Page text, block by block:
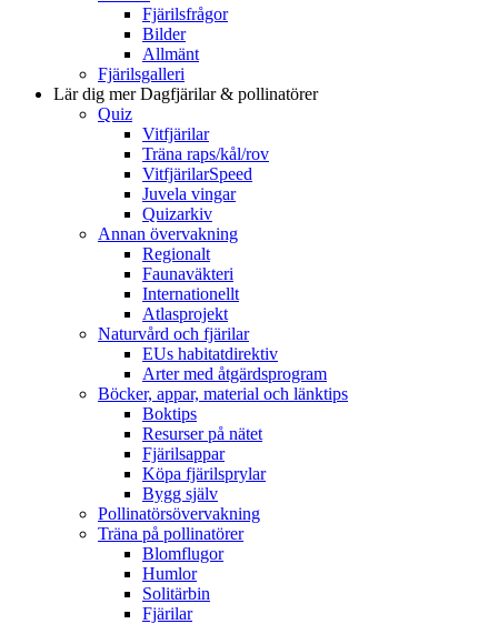
Fjärilsfrågor
Bilder
Allmänt
Fjärilsgalleri
Lär dig merDagfjärilar & pollinatörer
Quiz
Vitfjärilar
Träna raps/kål/rov
VitfjärilarSpeed
Juvela vingar
Quizarkiv
Annan övervakning
Regionalt
Faunaväkteri
Internationellt
Atlasprojekt
Naturvård och fjärilar
EUs habitatdirektiv
Arter med åtgärdsprogram
Böcker, appar, material och länktips
Boktips
Resurser på nätet
Fjärilsappar
Köpa fjärilsprylar
Bygg själv
Pollinatörsövervakning
Träna på pollinatörer
Blomflugor
Humlor
Solitärbin
Fjärilar